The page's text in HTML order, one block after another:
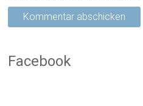
Facebook